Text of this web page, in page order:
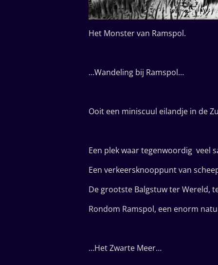
Het Monster van Ramspol.
…Wandeling bij Ramspol…
Ooit een miniscuul eilandje in de
Een plek waar tegenwoordig veel
Een verkeersknooppunt van
De grootste Balgstuw ter Wereld,
Rondom Ramspol, een enorm
…Het Zwarte Meer…